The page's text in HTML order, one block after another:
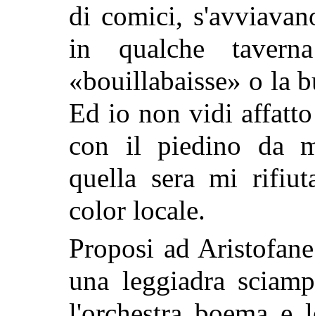
di comici,
in qualche
«bouillabaisse» o la
Ed io non vidi
con il piedino da
quella sera mi
color locale.
Proposi ad
una leggiadra